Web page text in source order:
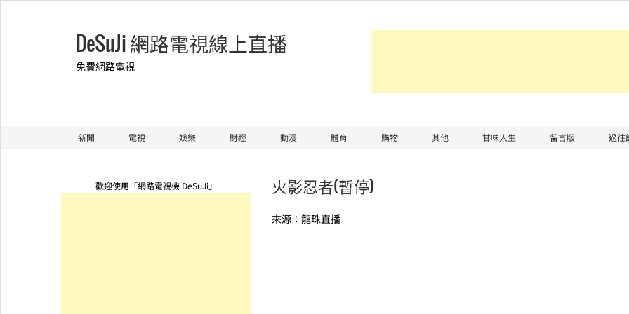
DeSuJi 網路電視線上直播
免費網路電視
新聞 電視 娛樂 財經 動漫 體育 購物 其他 甘味人生 留言版 過往
歡迎使用「網路電視機 DeSuJi」 火影忍者(暫停)
來源：龍珠直播